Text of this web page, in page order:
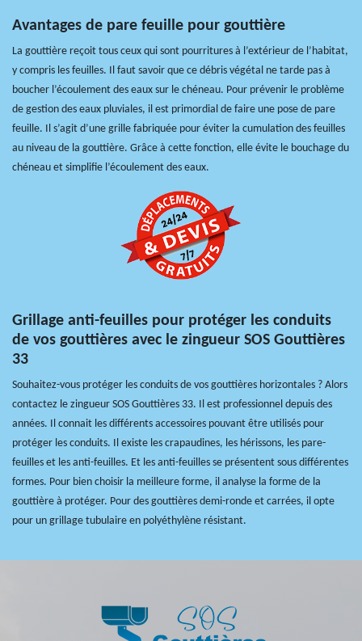
Avantages de pare feuille pour gouttière
La gouttière reçoit tous ceux qui sont pourritures à l’extérieur de l’habitat,
y compris les feuilles. Il faut savoir que ce débris végétal ne tarde pas à
boucher l’écoulement des eaux sur le chéneau. Pour prévenir le problème
de gestion des eaux pluviales, il est primordial de faire une pose de pare
feuille. Il s’agit d’une grille fabriquée pour éviter la cumulation des feuilles
au niveau de la gouttière. Grâce à cette fonction, elle évite le bouchage du
chéneau et simplifie l’écoulement des eaux.
Grillage anti-feuilles pour protéger les conduits
de vos gouttières avec le zingueur SOS Gouttières
33
Souhaitez-vous protéger les conduits de vos gouttières horizontales ? Alors
contactez le zingueur SOS Gouttières 33. Il est professionnel depuis des
années. Il connait les différents accessoires pouvant être utilisés pour
protéger les conduits. Il existe les crapaudines, les hérissons, les pare-
feuilles et les anti-feuilles. Et les anti-feuilles se présentent sous différentes
formes. Pour bien choisir la meilleure forme, il analyse la forme de la
gouttière à protéger. Pour des gouttières demi-ronde et carrées, il opte
pour un grillage tubulaire en polyéthylène résistant.